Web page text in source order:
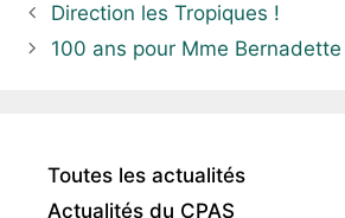
Direction les Tropiques !
100 ans pour Mme
Toutes les actualités
Actualités du CPAS